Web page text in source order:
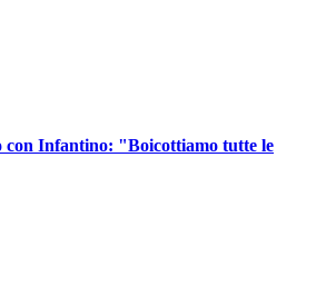
con Infantino: "Boicottiamo tutte le